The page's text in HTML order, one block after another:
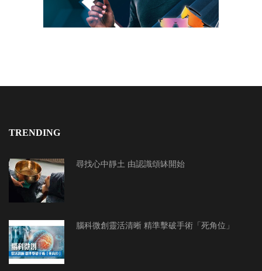
TRENDING
尋找心中靜土 由認識頌缽開始
腦科微創靈活清晰 精準擊破手術「死角位」